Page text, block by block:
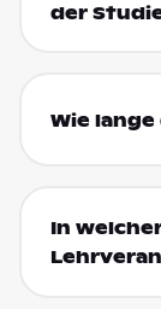
der
Wie
In